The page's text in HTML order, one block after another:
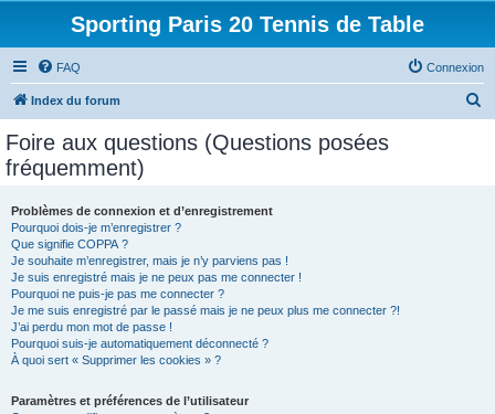
Sporting Paris 20 Tennis de Table
FAQ Connexion
Index du forum
Foire aux questions (Questions posées
fréquemment)
Problèmes de connexion et d’enregistrement
Pourquoi dois-je m’enregistrer ?
Que signifie COPPA ?
Je souhaite m’enregistrer, mais je n’y parviens pas !
Je suis enregistré mais je ne peux pas me connecter !
Pourquoi ne puis-je pas me connecter ?
Je me suis enregistré par le passé mais je ne peux plus me connecter ?!
J’ai perdu mon mot de passe !
Pourquoi suis-je automatiquement déconnecté ?
À quoi sert « Supprimer les cookies » ?
Paramètres et préférences de l’utilisateur